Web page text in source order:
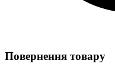
Повернення товару